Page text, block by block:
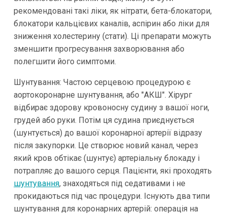
рекомендовані такі ліки, як нітрати, бета-блокатори,
блокатори кальцієвих каналів, аспірин або ліки для
зниження холестерину (стати). Ці препарати можуть
зменшити прогресування захворювання або
полегшити його симптоми.
Шунтування: Частою серцевою процедурою є
аортокоронарне шунтування, або "АКШ". Хірург
відбирає здорову кровоносну судину з вашої ноги,
грудей або руки. Потім ця судина приєднується
(шунтується) до вашої коронарної артерії відразу
після закупорки. Це створює новий канал, через
який кров обтікає (шунтує) артеріальну блокаду і
потрапляє до вашого серця. Пацієнти, які проходять
шунтування, знаходяться під седативами і не
прокидаються під час процедури. Існують два типи
шунтування для коронарних артерій: операція на